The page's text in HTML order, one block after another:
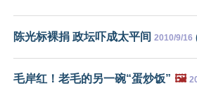
陈光标裸捐 政坛吓成太平间 2010/9/16
毛岸红！老毛的另一碗“蛋炒饭” 🖼️